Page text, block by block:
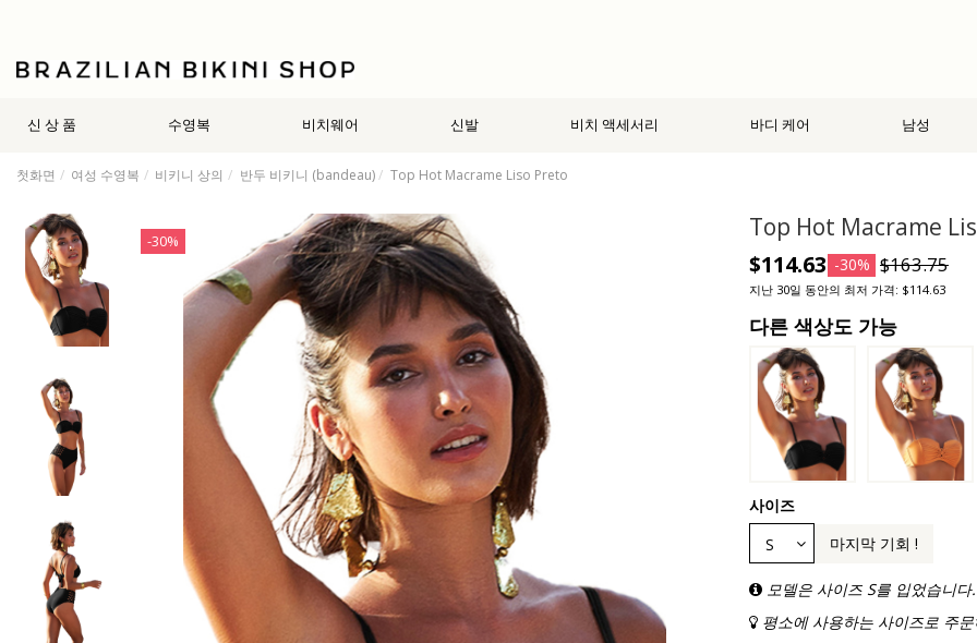
신 상 품 수영복 비치웨어 신발 비치 액세서리 바디 케어 남성
첫화면 여성 수영복 비키니 상의 반두 비키니 (bandeau) Top Hot Macrame Liso Preto
-30% Top Hot Macrame
$114.63 -30% $163.75
지난 30일 동안의 최저 가격: $114.63
다른 색상도 가능
사이즈
마지막 기회 !
모델은 사이즈 S를 입었습니다.
평소에 사용하는 사이즈로 주